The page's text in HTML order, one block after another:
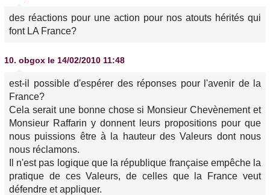
des réactions pour une action pour nos atouts hérités qui
font LA France?
10. obgox le 14/02/2010 11:48
est-il possible d'espérer des réponses pour l'avenir de la
France?
Cela serait une bonne chose si Monsieur Chevènement et
Monsieur Raffarin y donnent leurs propositions pour que
nous puissions être à la hauteur des Valeurs dont nous
nous réclamons.
Il n'est pas logique que la république française empêche la
pratique de ces Valeurs, de celles que la France veut
défendre et appliquer.